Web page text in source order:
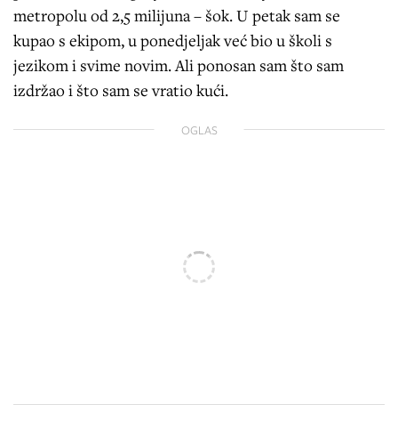
metropolu od 2,5 milijuna – šok. U petak sam se
kupao s ekipom, u ponedjeljak već bio u školi s
jezikom i svime novim. Ali ponosan sam što sam
izdržao i što sam se vratio kući.
OGLAS